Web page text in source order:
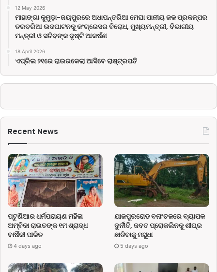
12 May 2026
ମାହାଙ୍ଗା କୁମୁଡ଼ା-ଜୟପୁରରେ ଅଧାପନ୍ତରିଆ ମେଘା ପାନୀୟ ଜଳ ପ୍ରକଳ୍ପର
ତରବରିଆ ଉଦଘାଟନକୁ କଂଗ୍ରେସର ବିରୋଧ, ମୁଖ୍ୟମନ୍ତ୍ରୀ, ବିଭାଗୀୟ
ମନ୍ତ୍ରୀ ଓ ସଚିବଙ୍କ ଦୃଷ୍ଟି ଆକର୍ଷଣ
18 April 2026
ଏପ୍ରିଲ ୨୧ରେ ରାଉରକେଲା ଆସିବେ ରାଷ୍ଟ୍ରପତି
Recent News
ପଟୁଣିଆର ଧର୍ମପରାୟଣ ମହିଳା
ଅମ୍ବିକା ରାଉତଙ୍କ ୧ମ ଶ୍ରାଦ୍ଧ
ବାର୍ଷିକୀ ପାଳିତ
4 days ago
ଯାଜପୁରରୋଡ ବନାଂଚଳରେ ବ୍ୟାପକ
ଦୁର୍ନୀତି, ଜବତ ପ୍ରୋକଲିନକୁ ଶୀଘ୍ର
ଛାଡିବାକୁ ମସୁଧା
5 days ago